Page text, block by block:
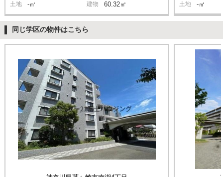
土地 -㎡ 建物 60.32㎡ 土地 -㎡
同じ学区の物件はこちら